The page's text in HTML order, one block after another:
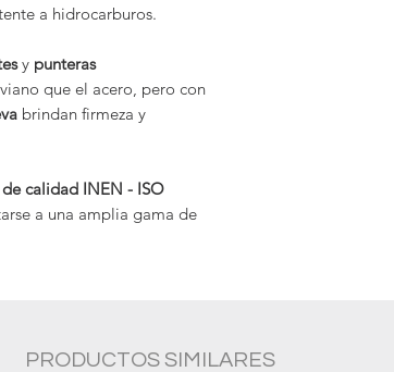
a hidrocarburos.
y punteras
que el acero, pero con
brindan firmeza y
calidad INEN - ISO
a una amplia gama de
PRODUCTOS SIMILARES